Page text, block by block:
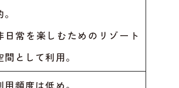
日常を楽しむためのリゾート
間として利用。
用頻度は低め。